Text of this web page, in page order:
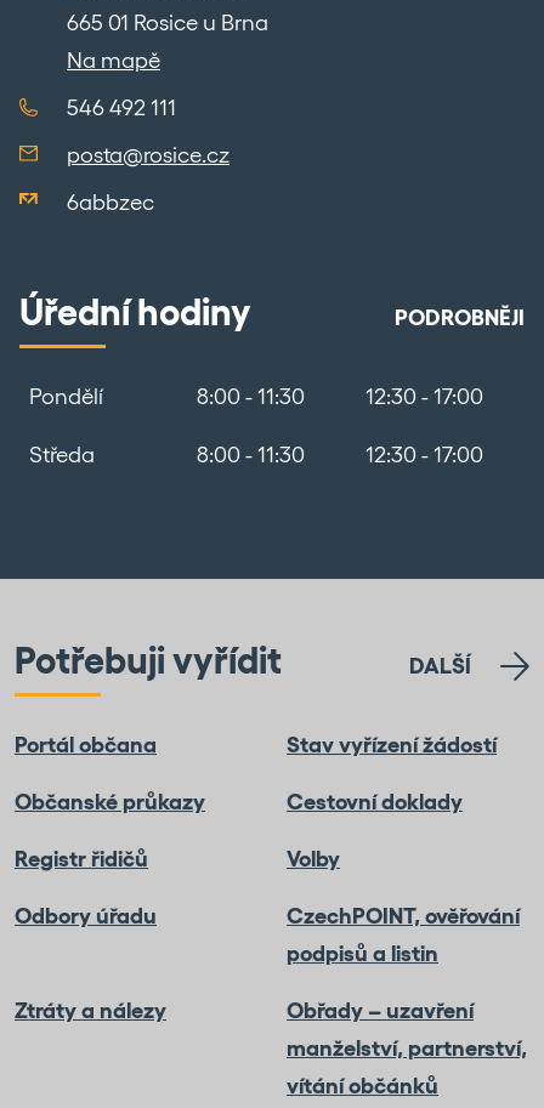
665 01 Rosice u Brna
Na mapě
546 492 111
posta@rosice.cz
6abbzec
Úřední hodiny PODROBNĚJI
Pondělí 8:00 - 11:30 12:30 - 17:00
Středa 8:00 - 11:30 12:30 - 17:00
Potřebuji vyřídit DALŠÍ
Portál občana Stav vyřízení žádostí
Občanské průkazy Cestovní doklady
Registr řidičů Volby
Odbory úřadu
CzechPOINT, ověřování
podpisů a listin
Ztráty a nálezy
Obřady – uzavření
manželství, partnerství,
vítání občánků